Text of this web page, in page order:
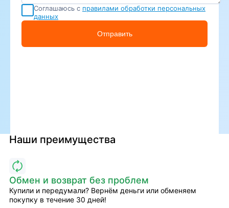
Соглашаюсь с правилами обработки персональных
данных
Отправить
Наши преимущества
Обмен и возврат без проблем
Купили и передумали? Вернём деньги или обменяем
покупку в течение 30 дней!